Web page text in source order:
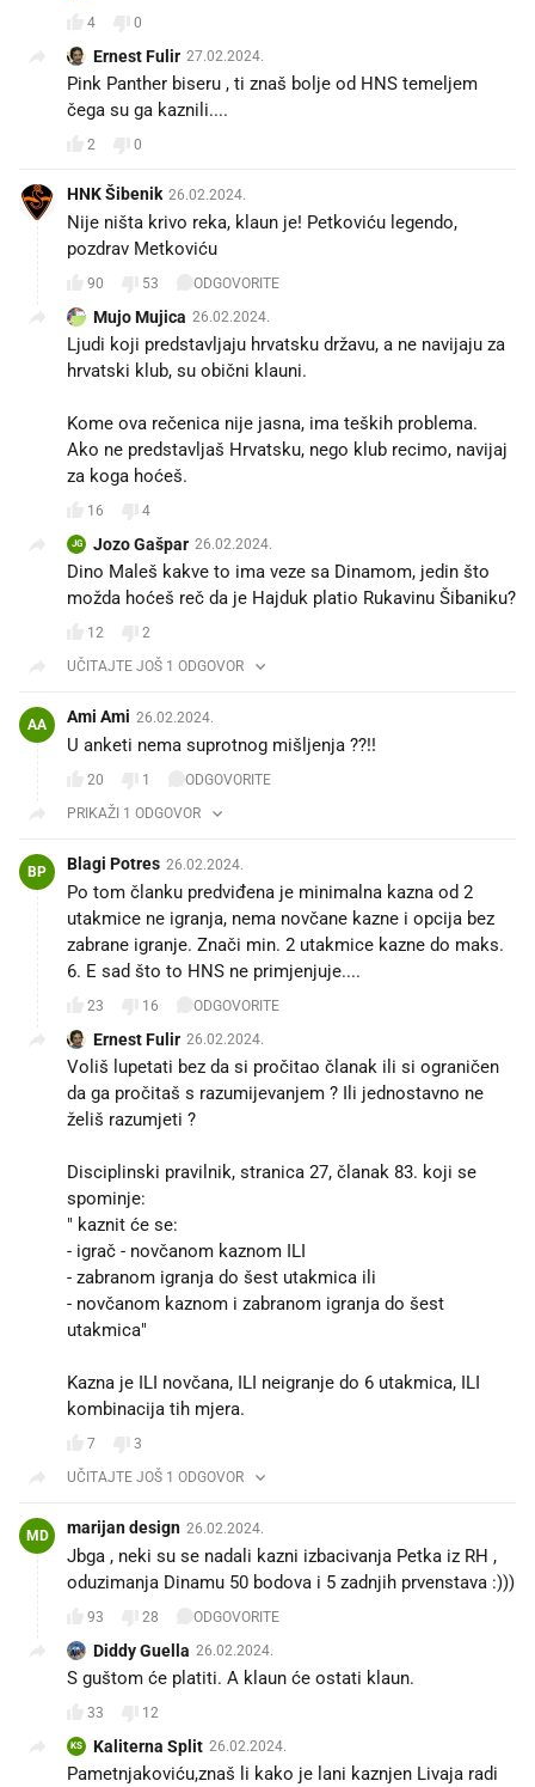
4 0
Ernest Fulir 27.02.2024.
Pink Panther biseru , ti znaš bolje od HNS temeljem
čega su ga kaznili....
2 0
HNK Šibenik 26.02.2024.
Nije ništa krivo reka, klaun je! Petkoviću legendo,
pozdrav Metkoviću
90 53 ODGOVORITE
Mujo Mujica 26.02.2024.
Ljudi koji predstavljaju hrvatsku državu, a ne navijaju za
hrvatski klub, su obični klauni.
Kome ova rečenica nije jasna, ima teških problema.
Ako ne predstavljaš Hrvatsku, nego klub recimo, navijaj
za koga hoćeš.
16 4
JG Jozo Gašpar 26.02.2024.
Dino Maleš kakve to ima veze sa Dinamom, jedin što
možda hoćeš reč da je Hajduk platio Rukavinu Šibaniku?
12
2
UČITAJTE JOŠ 1 ODGOVOR
AA Ami Ami 26.02.2024.
U anketi nema suprotnog mišljenja ??!!
20 1
ODGOVORITE
PRIKAŽI 1 ODGOVOR
BP Blagi Potres 26.02.2024.
Po tom članku predviđena je minimalna kazna od 2
utakmice ne igranja, nema novčane kazne i opcija bez
zabrane igranje. Znači min. 2 utakmice kazne do maks.
6. E sad što to HNS ne primjenjuje....
23 16 ODGOVORITE
Ernest Fulir 26.02.2024.
Voliš lupetati bez da si pročitao članak ili si ograničen
da ga pročitaš s razumijevanjem ? Ili jednostavno ne
želiš razumjeti ?
Disciplinski pravilnik, stranica 27, članak 83. koji se
spominje:
" kaznit će se:
- igrač - novčanom kaznom ILI
- zabranom igranja do šest utakmica ili
- novčanom kaznom i zabranom igranja do šest
utakmica"
Kazna je ILI novčana, ILI neigranje do 6 utakmica, ILI
kombinacija tih mjera.
7
3
UČITAJTE JOŠ 1 ODGOVOR
MD marijan design 26.02.2024.
Jbga , neki su se nadali kazni izbacivanja Petka iz RH ,
oduzimanja Dinamu 50 bodova i 5 zadnjih prvenstava :)))
93 28 ODGOVORITE
Diddy Guella 26.02.2024.
S guštom će platiti. A klaun će ostati klaun.
33 12
KS Kaliterna Split 26.02.2024.
Pametnjakoviću,znaš li kako je lani kaznjen Livaja radi